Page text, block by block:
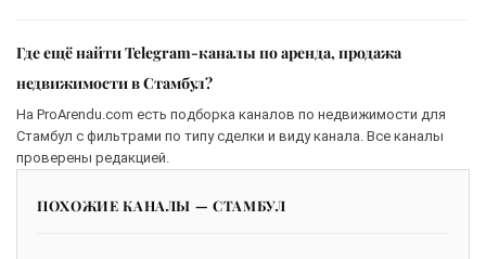
Где ещё найти Telegram-каналы по аренда, продажа
недвижимости в Стамбул?
На ProArendu.com есть подборка каналов по недвижимости для
Стамбул с фильтрами по типу сделки и виду канала. Все каналы
проверены редакцией.
ПОХОЖИЕ КАНАЛЫ — СТАМБУЛ